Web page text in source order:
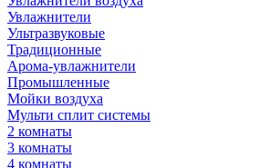
Увлажнители
Ультразвуковые
Традиционные
Арома-увлажнители
Промышленные
Мойки воздуха
Мульти сплит системы
2 комнаты
3 комнаты
4 комнаты